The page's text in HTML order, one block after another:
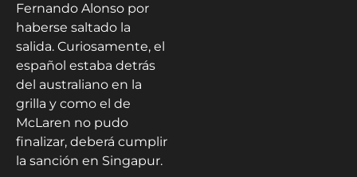
Fernando Alonso por
haberse saltado la
salida. Curiosamente, el
español estaba detrás
del australiano en la
grilla y como el de
McLaren no pudo
finalizar, deberá cumplir
la sanción en Singapur.